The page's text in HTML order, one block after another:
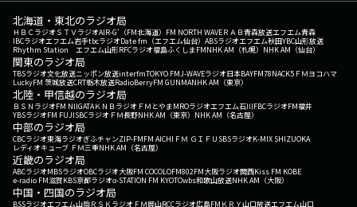
北海道・東北のラジオ局
ＨＢＣラジオＳＴＶラジオAIR-G'（FM北海道） FM NORTH WAVEＲＡＢ青森放送エフエム青森
IBCラジオエフエム岩手tbcラジオDate fm（エフエム仙台） ABSラジオエフエム秋田YBC山形放送
Rhythm Station エフエム山形RFCラジオ福島ふくしまFMNHK AM（札幌） NHK AM（仙台）
関東のラジオ局
TBSラジオ文化放送ニッポン放送interfmTOKYO FMJ-WAVEラジオ日本BAYFM78NACK5 ＦＭヨコハマ
LuckyFM 茨城放送CRT栃木放送RadioBerryFM GUNMANHK AM（東京）
北陸・甲信越のラジオ局
ＢＳＮラジオFM NIIGATAＫＮＢラジオ ＦＭとやまMROラジオエフエム石川FBCラジオFM福井
YBSラジオFM FUJISBCラジオ ＦＭ長野NHK AM（東京） NHK AM（名古屋）
中部のラジオ局
CBCラジオ東海ラジオぎふチャンZIP-FMFM AICHI ＦＭ ＧＩＦＵ SBSラジオK-MIX SHIZUOKA
レディオキューブ ＦＭ三重NHK AM（名古屋）
近畿のラジオ局
ABCラジオMBSラジオOBCラジオ大阪FM COCOLOFM802FM大阪ラジオ関西Kiss FM KOBE
e-radio FM滋賀KBS京都ラジオα-STATION FM KYOTOwbs和歌山放送NHK AM（大阪）
中国・四国のラジオ局
BSSラジオエフエム山陰ＲＳＫラジオ ＦＭ岡山RCCラジオ広島FM ＫＲＹ山口放送エフエム山口